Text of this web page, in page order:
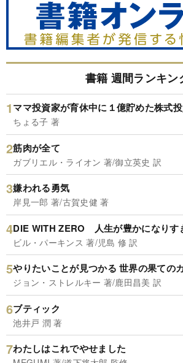
書籍 週間ランキン
ママ投資家が育休中に１億貯めた株式
ちょる子 著
筋肉が全て
ガブリエル・ライオン 著/御立英史 訳
嫌われる勇気
岸見一郎 著/古賀史健 著
DIE WITH ZERO 人生が豊かになりす
ビル・パーキンス 著/児島 修 訳
やりたいことが見つかる 世界の果ての
ジョン・ストレルキー 著/鹿田昌美 訳
ブティック
池井戸 潤 著
わたしはこれでやせました